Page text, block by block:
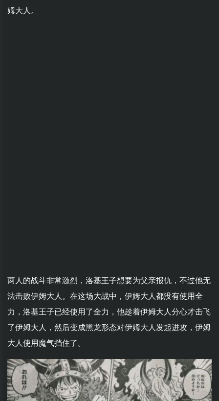
姆大人。
两人的战斗非常激烈，洛基王子想要为父亲报仇，不过他无
法击败伊姆大人。在这场大战中，伊姆大人都没有使用全
力，洛基王子已经使用了全力，他趁着伊姆大人分心才击飞
了伊姆大人，然后变成黑龙形态对伊姆大人发起进攻，伊姆
大人使用魔气挡住了。